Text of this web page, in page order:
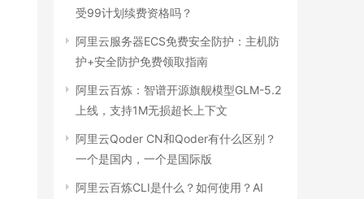
受99计划续费资格吗？
阿里云服务器ECS免费安全防护：主机防
护+安全防护免费领取指南
阿里云百炼：智谱开源旗舰模型GLM-5.2
上线，支持1M无损超长上下文
阿里云Qoder CN和Qoder有什么区别？
一个是国内，一个是国际版
阿里云百炼CLI是什么？如何使用？AI